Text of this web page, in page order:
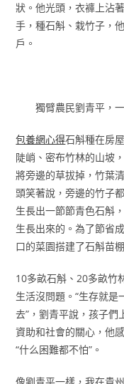
狀。他光頭，衣褲上沾
手，種石斛、栽竹子，
戶。
獨臂農民劉青平，一
包養網心得石斛種在房
陡峭、密布竹林的山坡
將旁邊的草拔掉，竹葉
頭笑著說，旁邊的竹子
生長出一節節青色石斛，
生長出來的。為了節省
口的菜園搭建了石斛苗棚
10多畝石斛、20多畝竹
生活沒問題。“生存就
去”，劉青平說，孩子
資助和社會的關心，他
“什么困難都不怕”。